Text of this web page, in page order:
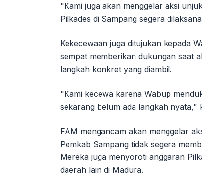
"Kami juga akan menggelar aksi
Pilkades di Sampang segera
Kekecewaan juga ditujukan kepada
sempat memberikan dukungan saat
langkah konkret yang diambil.
"Kami kecewa karena Wabup
sekarang belum ada langkah nyata,"
FAM mengancam akan menggelar
Pemkab Sampang tidak segera
Mereka juga menyoroti anggaran
daerah lain di Madura.